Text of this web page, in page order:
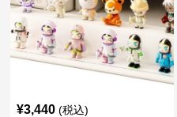
¥3,440 (税込)